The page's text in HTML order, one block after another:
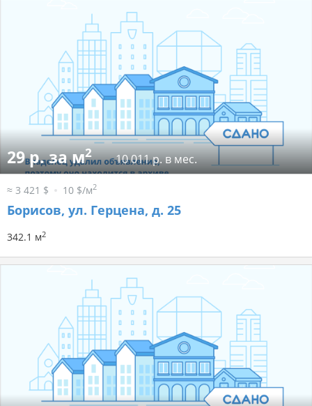
29 р. за м2 10 011 р. в мес.
≈ 3 421 $ 10 $/м2
Борисов, ул. Герцена, д. 25
342.1 м2